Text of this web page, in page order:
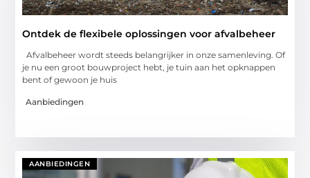
Ontdek de flexibele oplossingen voor afvalbeheer
Afvalbeheer wordt steeds belangrijker in onze samenleving. Of
je nu een groot bouwproject hebt, je tuin aan het opknappen
bent of gewoon je huis
Aanbiedingen
AANBIEDINGEN